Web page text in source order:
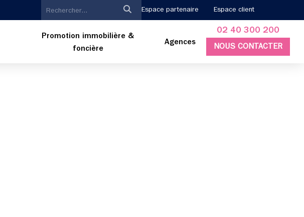
Espace partenaire Espace client
Promotion immobilière &
foncière
Agences
02 40 300 200
NOUS CONTACTER